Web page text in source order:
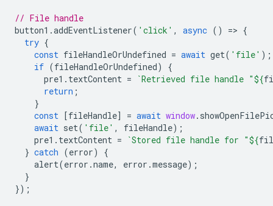
// File handle
button1 .addEventListener( 'click' , async () => {
try {
const fileHandleOrUndefined = await get( 'file' );
if (fileHandleOrUndefined)
{
pre1 . textContent = `Retrieved file handle "${
return ;
}
const [fileHandle] = await window.
await set( 'file' , fileHandle);
pre1 . textContent = `Stored file handle for "${
} catch (error)
{
alert(error .name, error .message);
}
});